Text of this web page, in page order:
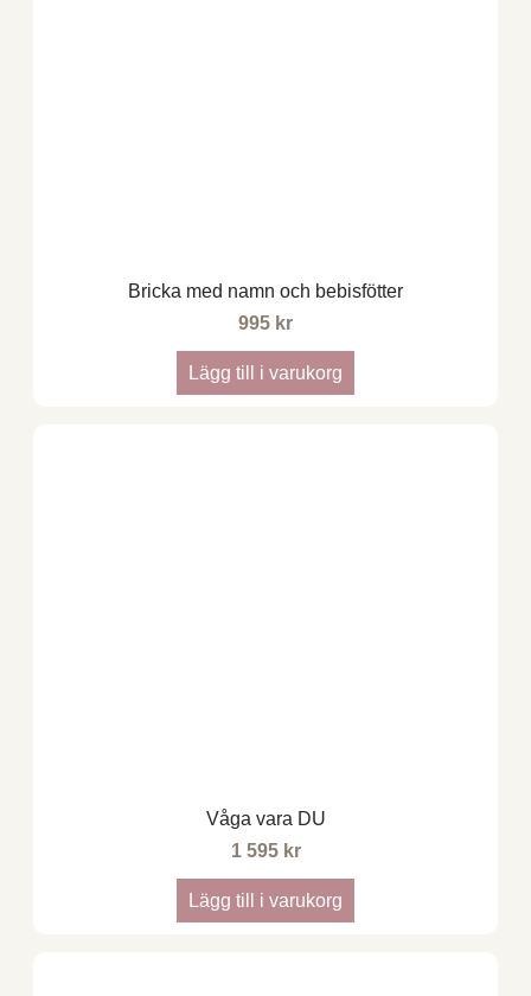
Bricka med namn och bebisfötter
995 kr
Lägg till i varukorg
Våga vara DU
1 595 kr
Lägg till i varukorg